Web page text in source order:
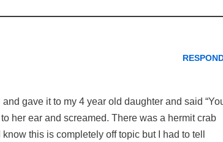
gave it to my 4 year old daughter and said
her ear and screamed. There was a hermit crab
this is completely off topic but I had to tell